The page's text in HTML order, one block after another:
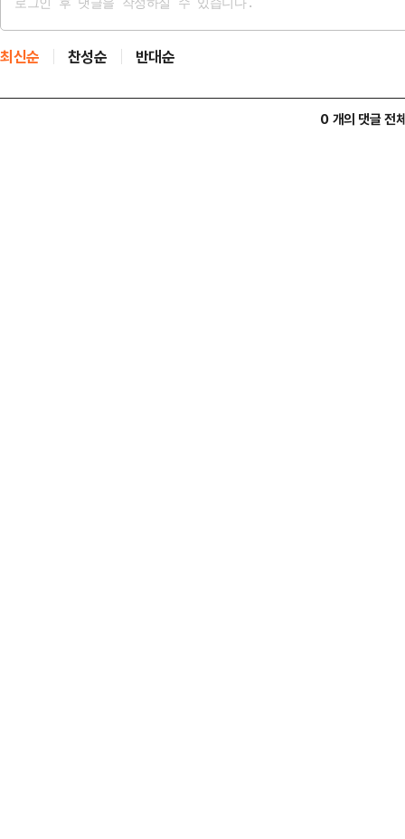
최신순 찬성순 반대순
0 개의 댓글 전